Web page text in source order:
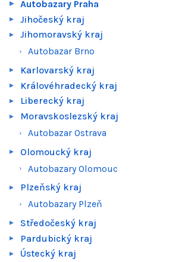
Autobazary Praha
Jihočeský kraj
Jihomoravský kraj
Autobazar Brno
Karlovarský kraj
Královéhradecký kraj
Liberecký kraj
Moravskoslezský kraj
Autobazar Ostrava
Olomoucký kraj
Autobazary Olomouc
Plzeňský kraj
Autobazary Plzeň
Středočeský kraj
Pardubický kraj
Ústecký kraj